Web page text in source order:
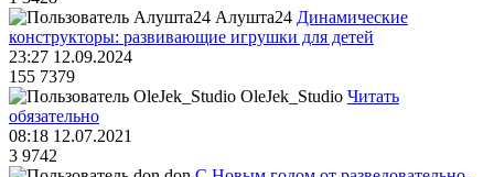
Алушта24 Динамические
конструкторы: развивающие игрушки для детей
23:27 12.09.2024
155 7379
OleJek_Studio Читать
обязательно
08:18 12.07.2021
3 9742